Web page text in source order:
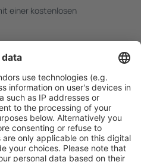
einer kostenlosen
für eingeloggte
mögen
Unterkünften: Hotels,
andere.